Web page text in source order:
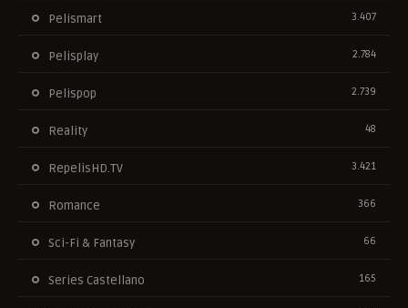
Pelismart 3.407
Pelisplay 2.784
Pelispop 2.739
Reality 48
RepelisHD.TV 3.421
Romance 366
Sci-Fi & Fantasy 66
Series Castellano 165